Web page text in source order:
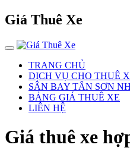
Giá Thuê Xe
TRANG CHỦ
DỊCH VỤ CHO THUÊ
SÂN BAY TÂN SƠN
BẢNG GIÁ THUÊ XE
LIÊN HỆ
Giá thuê xe